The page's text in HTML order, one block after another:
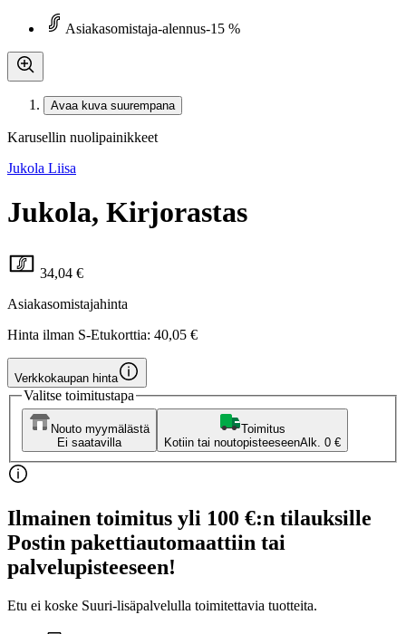
Asiakasomistaja-alennus-15 %
Avaa kuva suurempana
Karusellin nuolipainikkeet
Jukola Liisa
Jukola, Kirjorastas
34,04 €
Asiakasomistajahinta
Hinta ilman S-Etukorttia: 40,05 €
Verkkokaupan hinta
Valitse toimitustapa
Nouto myymälästä
Ei saatavilla
Toimitus
Kotiin tai noutopisteeseenAlk. 0 €
Ilmainen toimitus yli 100 €:n tilauksille
Postin pakettiautomaattiin tai
palvelupisteeseen!
Etu ei koske Suuri‑lisäpalvelulla toimitettavia tuotteita.